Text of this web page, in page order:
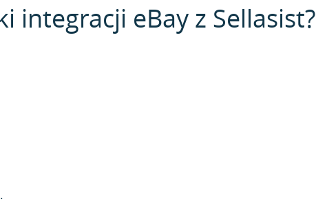
integracji eBay z Sellasist?